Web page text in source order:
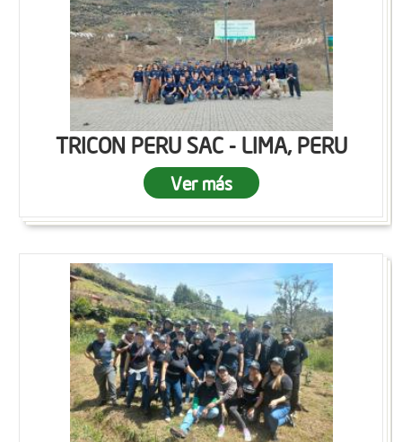
TRICON PERU SAC - LIMA, PERU
Ver más